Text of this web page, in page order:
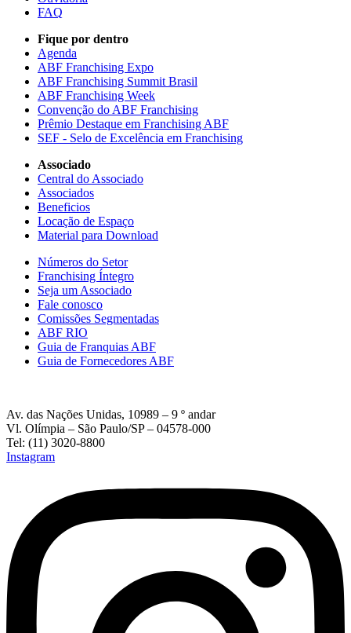
FAQ
Fique por dentro
Agenda
ABF Franchising Expo
ABF Franchising Summit Brasil
ABF Franchising Week
Convenção do ABF Franchising
Prêmio Destaque em Franchising ABF
SEF - Selo de Excelência em Franchising
Associado
Central do Associado
Associados
Beneficios
Locação de Espaço
Material para Download
Números do Setor
Franchising Íntegro
Seja um Associado
Fale conosco
Comissões Segmentadas
ABF RIO
Guia de Franquias ABF
Guia de Fornecedores ABF
Av. das Nações Unidas, 10989 – 9 º andar
Vl. Olímpia – São Paulo/SP – 04578-000
Tel: (11) 3020-8800
Instagram